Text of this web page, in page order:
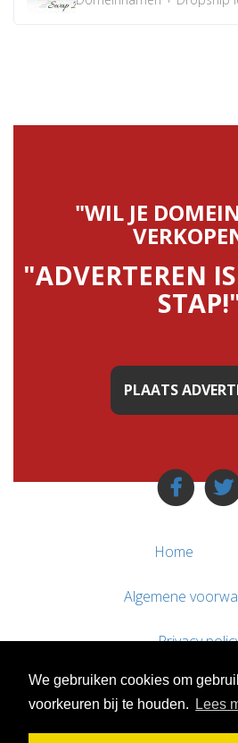
We gebruiken cookies om
voorkeuren bij te houden.
Lees
"WIL JE
"ADVERTEREN
PLAATS
Home
Algemene
Privacy
Contact /